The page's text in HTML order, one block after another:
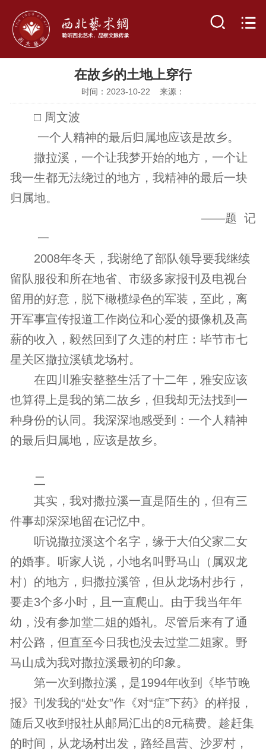
在故乡的土地上穿行
时间：2023-10-22 来源：
□ 周文波
一个人精神的最后归属地应该是故乡。
撒拉溪，一个让我梦开始的地方，一个让
我一生都无法绕过的地方，我精神的最后一块
归属地。
——题 记
一
2008年冬天，我谢绝了部队领导要我继续
留队服役和所在地省、市级多家报刊及电视台
留用的好意，脱下橄榄绿色的军装，至此，离
开军事宣传报道工作岗位和心爱的摄像机及高
薪的收入，毅然回到了久违的村庄：毕节市七
星关区撒拉溪镇龙场村。
在四川雅安整整生活了十二年，雅安应该
也算得上是我的第二故乡，但我却无法找到一
种身份的认同。我深深地感受到：一个人精神
的最后归属地，应该是故乡。
二
其实，我对撒拉溪一直是陌生的，但有三
件事却深深地留在记忆中。
听说撒拉溪这个名字，缘于大伯父家二女
的婚事。听家人说，小地名叫野马山（属双龙
村）的地方，归撒拉溪管，但从龙场村步行，
要走3个多小时，且一直爬山。由于我当年年
幼，没有参加堂二姐的婚礼。尽管后来有了通
村公路，但直至今日我也没去过堂二姐家。野
马山成为我对撒拉溪最初的印象。
第一次到撒拉溪，是1994年收到《毕节晚
报》刊发我的“处女”作《对“症”下药》的样报，
随后又收到报社从邮局汇出的8元稿费。趁赶集
的时间，从龙场村出发，路经昌营、沙罗村，